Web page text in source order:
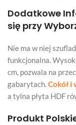
Dodatkowe
się przy
Nie ma w niej
funkcjonalna.
cm, pozwala na
gabarytach.Cokół i
a tylna płyta HDF
Produkt